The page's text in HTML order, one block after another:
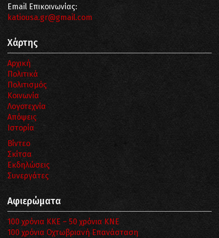
Email Επικοινωνίας:
katiousa.gr@gmail.com
Χάρτης
Αρχική
Πολιτικά
Πολιτισμός
Κοινωνία
Λογοτεχνία
Απόψεις
Ιστορία
Βίντεο
Σκίτσα
Εκδηλώσεις
Συνεργάτες
Αφιερώματα
100 χρόνια ΚΚΕ – 50 χρόνια ΚΝΕ
100 χρόνια Οχτωβριανή Επανάσταση